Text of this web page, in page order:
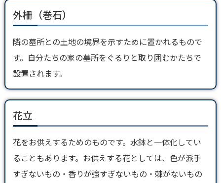
外柵（巻石）
隣の墓所との土地の境界を示すために置かれるもので
す。自分たちの家の墓所をぐるりと取り囲むかたちで
設置されます。
花立
花をお供えするためのものです。水鉢と一体化してい
ることもあります。お供えする花としては、色が派手
すぎないもの・香りが強すぎないもの・棘がないもの